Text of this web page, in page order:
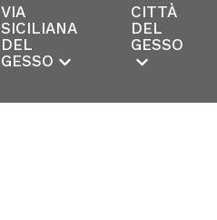
VIA
SICILIANA
DEL
GESSO
CITTÀ
DEL
GESSO